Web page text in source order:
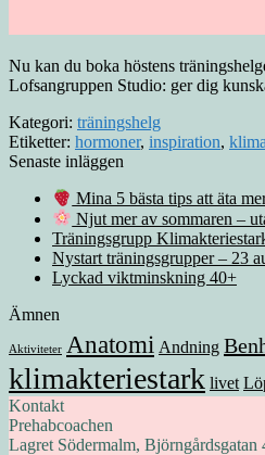
Nu kan du boka höstens
Lofsangruppen Studio: ger dig
Kategori: träningshelg
Etiketter: hormoner, inspiration,
Senaste inläggen
Mina 5 bästa tips att äta
Njut mer av sommaren –
Träningsgrupp
Nystart träningsgrupper – 23
Lyckad viktminskning 40+
Ämnen
Aktiviteter Anatomi Andning
klimakteriestark livet
Kontakt
Prehabcoachen
Lagret Södermalm,